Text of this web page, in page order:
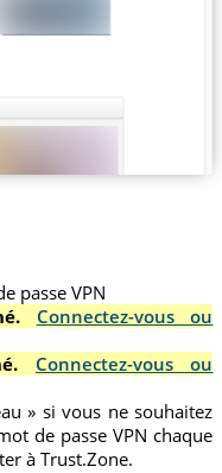
passe VPN
Connectez-vous ou
Connectez-vous ou
» si vous ne souhaitez
de passe VPN chaque
à Trust.Zone.